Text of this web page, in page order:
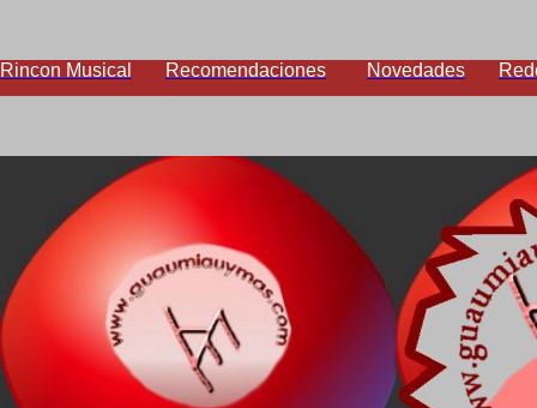
Rincon Musical Recomendaciones Novedades